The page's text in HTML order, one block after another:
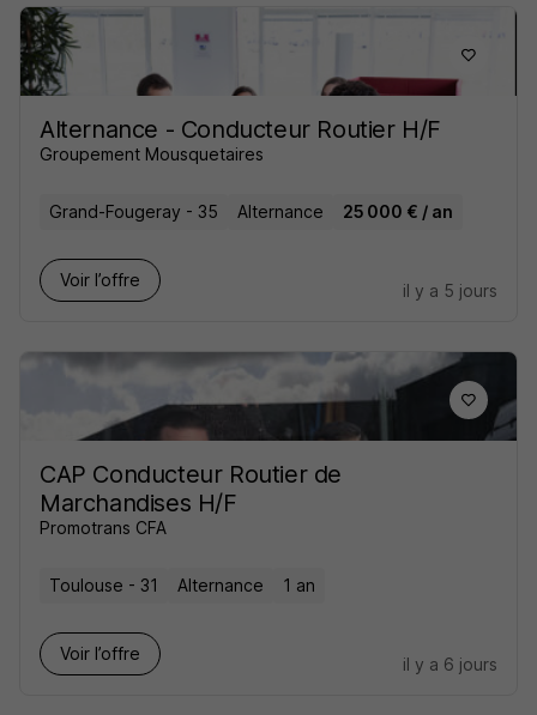
Alternance - Conducteur Routier H/F
Groupement Mousquetaires
Grand-Fougeray - 35 Alternance 25 000 € / an
Voir l’offre
il y a 5 jours
CAP Conducteur Routier de
Marchandises H/F
Promotrans CFA
Toulouse - 31 Alternance 1 an
Voir l’offre
il y a 6 jours